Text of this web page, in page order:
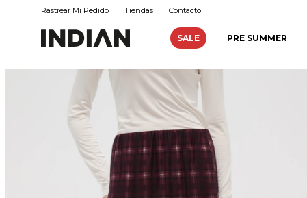
SALE PRE SUMMER
Rastrear Mi Pedido Tiendas Contacto